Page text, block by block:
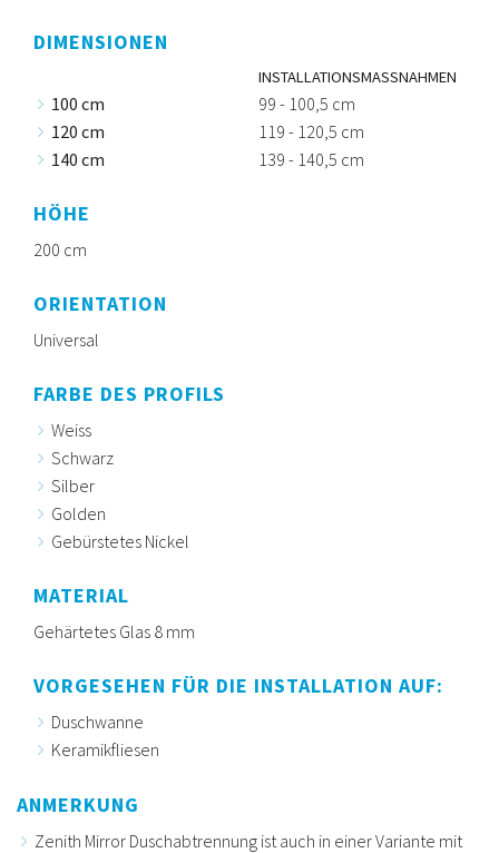
DIMENSIONEN
INSTALLATIONSMASSNAHMEN
100 cm
99 - 100,5 cm
120 cm
119 - 120,5 cm
140 cm
139 - 140,5 cm
HÖHE
200 cm
ORIENTATION
Universal
FARBE DES PROFILS
Weiss
Schwarz
Silber
Golden
Gebürstetes Nickel
MATERIAL
Gehärtetes Glas 8 mm
VORGESEHEN FÜR DIE INSTALLATION AUF:
Duschwanne
Keramikfliesen
ANMERKUNG
Zenith Mirror Duschabtrennung ist auch in einer Variante mit